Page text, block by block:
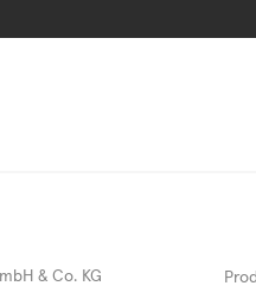
& Co. KG